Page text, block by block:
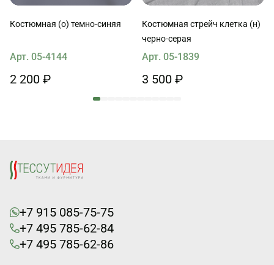
Костюмная (о) темно-синяя
Арт. 05-4144
2 200 ₽
Костюмная стрейч клетка (н)
черно-серая
Арт. 05-1839
3 500 ₽
+7 915 085-75-75
+7 495 785-62-84
+7 495 785-62-86